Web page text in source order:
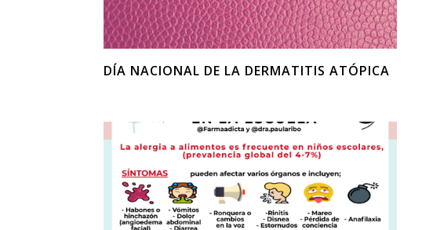
DÍA NACIONAL DE LA DERMATITIS ATÓPICA